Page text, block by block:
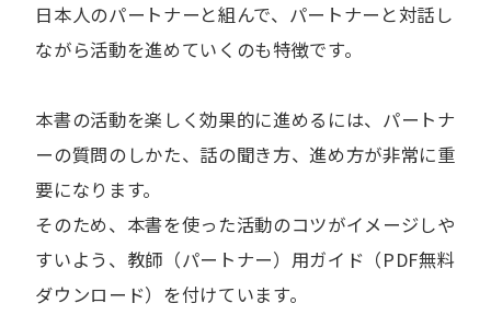
日本人のパートナーと組んで、パートナーと対話し
ながら活動を進めていくのも特徴です。
本書の活動を楽しく効果的に進めるには、パートナ
ーの質問のしかた、話の聞き方、進め方が非常に重
要になります。
そのため、本書を使った活動のコツがイメージしや
すいよう、教師（パートナー）用ガイド（PDF無料
ダウンロード）を付けています。